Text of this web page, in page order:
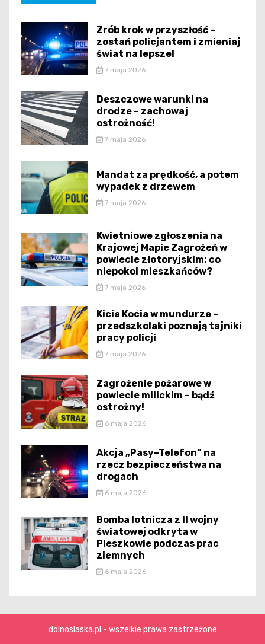
Zrób krok w przyszłość –
zostań policjantem i zmieniaj
świat na lepsze!
7 maja 2026
Deszczowe warunki na
drodze – zachowaj
ostrożność!
7 maja 2026
Mandat za prędkość, a potem
wypadek z drzewem
7 maja 2026
Kwietniowe zgłoszenia na
Krajowej Mapie Zagrożeń w
powiecie złotoryjskim: co
niepokoi mieszkańców?
7 maja 2026
Kicia Kocia w mundurze –
przedszkolaki poznają tajniki
pracy policji
7 maja 2026
Zagrożenie pożarowe w
powiecie milickim – bądź
ostrożny!
6 maja 2026
Akcja „Pasy–Telefon” na
rzecz bezpieczeństwa na
drogach
6 maja 2026
Bomba lotnicza z II wojny
światowej odkryta w
Pieszkowie podczas prac
ziemnych
6 maja 2026
dolnoslaska.pl - wszelkie prawa zastrzeżone